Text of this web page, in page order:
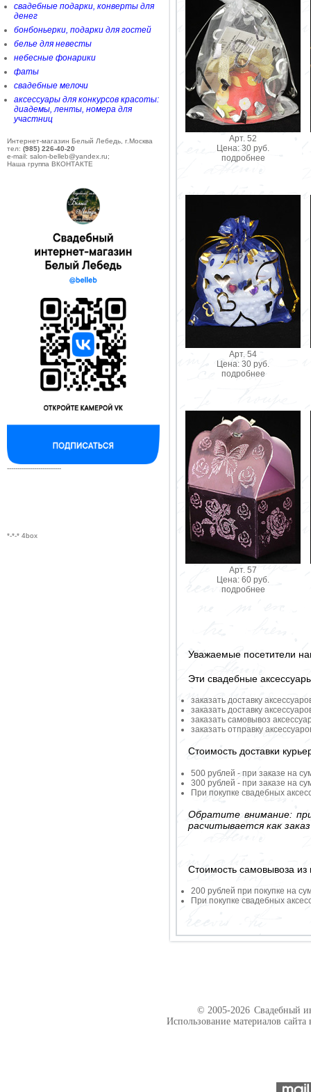
свадебные подарки, конверты для
денег
бонбоньерки, подарки для гостей
белье для невесты
небесные фонарики
фаты
свадебные мелочи
аксессуары для конкурсов красоты:
диадемы, ленты, номера для
участниц
Интернет-магазин Белый Лебедь, г.Москва
тел: (985) 226-40-20
e-mail: salon-belleb@yandex.ru;
Наша группа ВКОНТАКТЕ
--------------------------
*-*-* 4box
Арт. 52
Цена: 30 руб.
подробнее
Арт. 54
Цена: 30 руб.
подробнее
Арт. 57
Цена: 60 руб.
подробнее
Уважаемые посетители
Эти свадебные
заказать доставку
заказать доставку
заказать самовывоз
заказать отправку
Стоимость доставки
500 рублей - при заказе на
300 рублей - при заказе на
При покупке свадебных
Обратите внимание:
расчитывается как
Стоимость самовывоза из
200 рублей при покупке на
При покупке свадебных
© 2005-2026 Свадебный
Использование материалов